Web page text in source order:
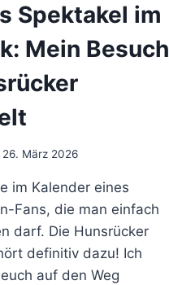
Spektakel im
Mein Besuch
26. März 2026
im Kalender eines
Fans, die man einfach
darf. Die Hunsrücker
definitiv dazu! Ich
auf den Weg